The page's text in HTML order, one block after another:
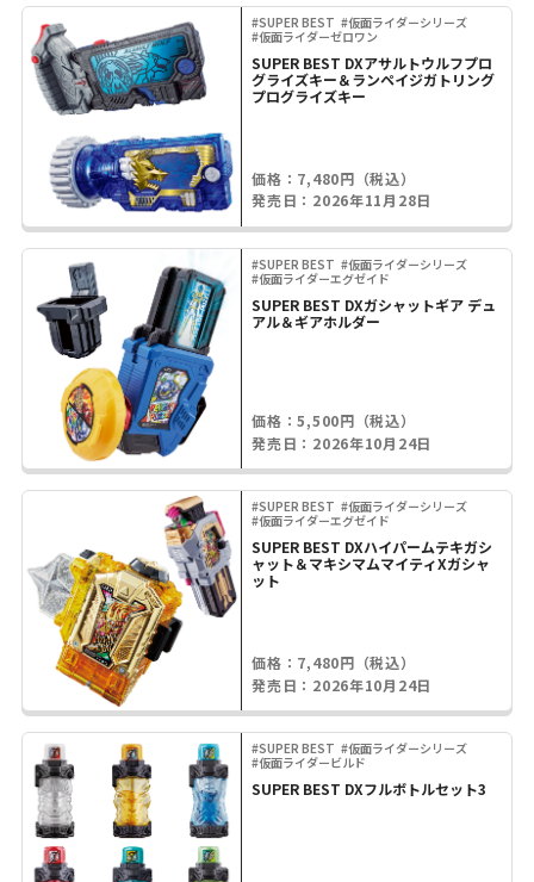
#SUPER BEST #仮面ライダーシリーズ
#仮面ライダーゼロワン
SUPER BEST DXアサルトウルフプロ
グライズキー＆ランペイジガトリング
プログライズキー
価格：7,480円（税込）
発売日：2026年11月28日
#SUPER BEST #仮面ライダーシリーズ
#仮面ライダーエグゼイド
SUPER BEST DXガシャットギア デュ
アル＆ギアホルダー
価格：5,500円（税込）
発売日：2026年10月24日
#SUPER BEST #仮面ライダーシリーズ
#仮面ライダーエグゼイド
SUPER BEST DXハイパームテキガシ
ャット＆マキシマムマイティXガシャ
ット
価格：7,480円（税込）
発売日：2026年10月24日
#SUPER BEST #仮面ライダーシリーズ
#仮面ライダービルド
SUPER BEST DXフルボトルセット3